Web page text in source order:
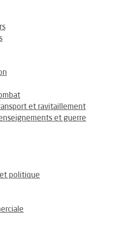
et ravitaillement
et guerre
politique